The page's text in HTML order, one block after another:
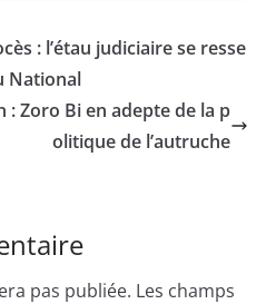
: l’étau judiciaire se resse
National
Zoro Bi en adepte de la p
olitique de l’autruche
pas publiée. Les champs